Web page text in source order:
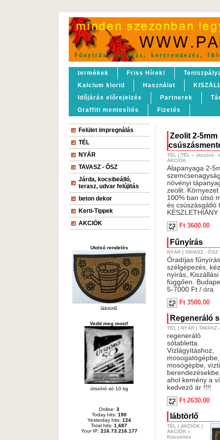
termékek Friss Hírek!
Kalcium klorid
Használat
Időjárás előrejelzés
Partnerek
Graffiti mentesítés
Fizetés
Felület impregnálás
TÉL
NYÁR
TAVASZ - ŐSZ
Járda, kocsibeálló,
terasz, udvar felújitás
beton dekor
Kerti-Tippek
AKCIÓK
Utolsó rendelés
lábtörlő
Vedd meg most!
útszóró só 10 kg
Online: 3
Today hits: 190
Yesterday hits: 124
Total hits: 1,687
Your IP: 216.73.216.177
Zeolit 2-
TÉL | TÉL » útszóró -
AKCIÓK
Alapanyaga 2-
növényi
zeolit.
100% ban útsó
és csúszásgátló
KÉSZLETHIÁNY
Ft 3600.00
Fűnyírás
NYÁR| TAVASZ - ŐSZ
Óradíjas
szélgépezés,
függően.
5-7000 Ft / óra
Ft 3500.00
Regeneráló
TÉL | NYÁR| TAVASZ
regeneráló
sótabletta.
Vízlágyításhoz,
mosogatógépbe,
mosógépbe,
ahol kemény a
kedvező ár !!!!
Ft 2630.00
lábtörlő
TÉL | AKCIÓK|
AKCIÓK»
Kiárusítás